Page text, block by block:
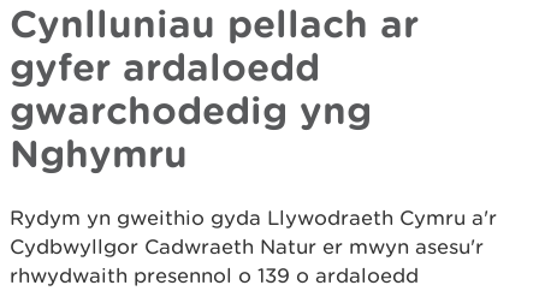
Cynlluniau pellach ar
gyfer ardaloedd
gwarchodedig yng
Nghymru
Rydym yn gweithio gyda Llywodraeth Cymru a'r
Cydbwyllgor Cadwraeth Natur er mwyn asesu'r
rhwydwaith presennol o 139 o ardaloedd